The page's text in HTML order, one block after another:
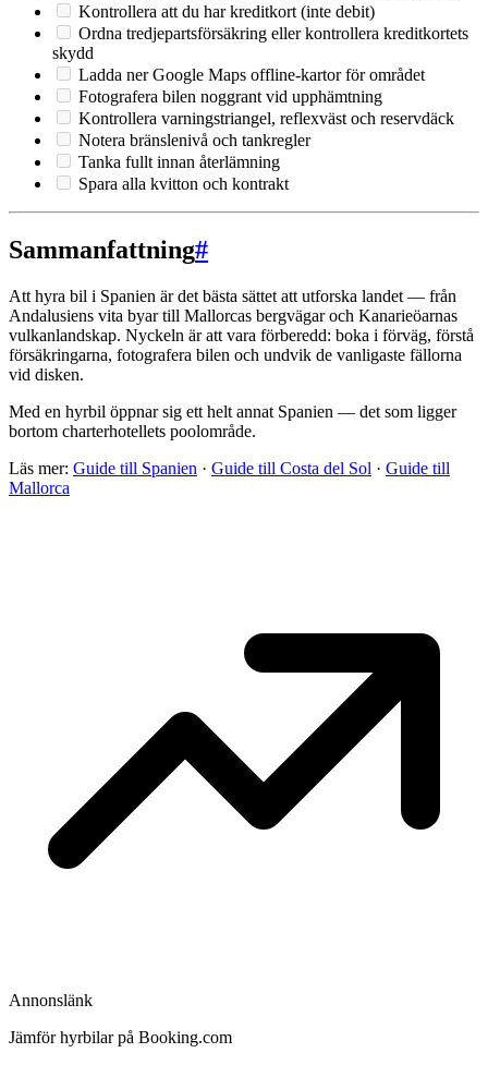
Kontrollera att du har kreditkort (inte debit)
Ordna tredjepartsförsäkring eller kontrollera kreditkortets
skydd
Ladda ner Google Maps offline-kartor för området
Fotografera bilen noggrant vid upphämtning
Kontrollera varningstriangel, reflexväst och reservdäck
Notera bränslenivå och tankregler
Tanka fullt innan återlämning
Spara alla kvitton och kontrakt
Sammanfattning#
Att hyra bil i Spanien är det bästa sättet att utforska landet — från
Andalusiens vita byar till Mallorcas bergvägar och Kanarieöarnas
vulkanlandskap. Nyckeln är att vara förberedd: boka i förväg, förstå
försäkringarna, fotografera bilen och undvik de vanligaste fällorna
vid disken.
Med en hyrbil öppnar sig ett helt annat Spanien — det som ligger
bortom charterhotellets poolområde.
Läs mer: Guide till Spanien · Guide till Costa del Sol · Guide till
Mallorca
Annonslänk
Jämför hyrbilar på Booking.com